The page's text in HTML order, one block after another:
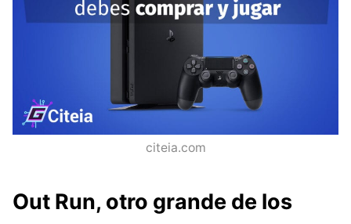
citeia.com
Out Run, otro grande de los